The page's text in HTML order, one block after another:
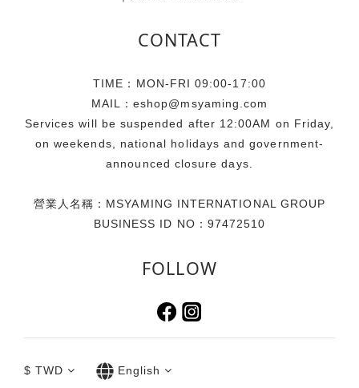
假的實用概念出發。滿足假期至海岸、海島或河畔旅遊的需
片配件及彩妝品都能輕鬆收納，免去分提多袋、大包小包出行
的不便，柔軟且具韌性的材質讓它在行李箱中毫不佔據多餘空
間，只需壓扁平放收入即可。提袋特別採用一體成型的設計，
呈現出乾淨俐落的線條外，更能順暢、柔軟地貼合人體肩線，
即贈乙個折扣商品：單筆消費滿 $35,000 即贈乙個注意事項：
告為準，品牌官方保有調整活動之權利。贈品規格：45.5 x 34
巷24號1樓電話：02-2771-6070 Simone Rocha 信義遠百
CONTACT
TIME：MON-FRI 09:00-17:00
MAIL：eshop@msyaming.com
Services will be suspended after 12:00AM on Friday,
on weekends, national holidays and government-
announced closure days.
營業人名稱：MSYAMING INTERNATIONAL GROUP
BUSINESS ID NO：97472510
FOLLOW
$ TWD English